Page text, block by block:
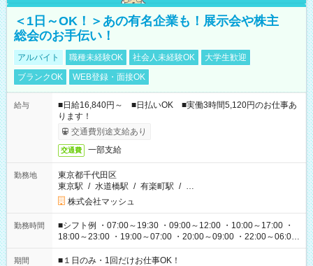
＜1日～OK！＞あの有名企業も！展示会や株主
総会のお手伝い！
アルバイト 職種未経験OK 社会人未経験OK
大学生歓迎
ブランクOK
WEB登録・面接OK
給与
■日給16,840円～ ■日払いOK ■実働3時間5,120円のお仕事あ
ります！
交通費別途支給あり
交通費 一部支給
勤務地
東京都千代田区
東京駅 / 水道橋駅 / 有楽町駅 / …
株式会社マッシュ
勤務時間
■シフト例 ・07:00～19:30 ・09:00～12:00 ・10:00～17:00 ・
18:00～23:00 ・19:00～07:00 ・20:00～09:00 ・22:00～06:00
etc ★最短で3時間で5,120円のお仕事から 15時間で2万円近く稼
げるお仕事も！ ご希望のお時間に合わせてご紹介！ ※シフトは
期間 ■１日のみ・1回だけお仕事OK！